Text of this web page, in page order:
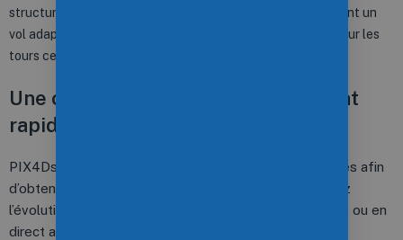
structures verticales et horizontales. Il comprend également un
vol adaptable et semi-automatique spécialement conçu pour les
tours cellulaires.
Une capture flexible et un traitement
rapide
PIX4Dscan vous guide pour définir les bons paramètres afin
d’obtenir un ensemble de données exploitables. Suivez
l’évolution de votre mission avec la vue cartographique ou en
direct avec la vue caméra.